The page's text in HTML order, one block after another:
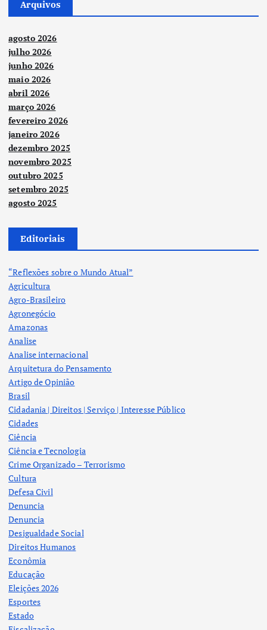
Arquivos
agosto 2026
julho 2026
junho 2026
maio 2026
abril 2026
março 2026
fevereiro 2026
janeiro 2026
dezembro 2025
novembro 2025
outubro 2025
setembro 2025
agosto 2025
Editoriais
“Reflexões sobre o Mundo Atual”
Agricultura
Agro-Brasileiro
Agronegócio
Amazonas
Analise
Analise internacional
Arquitetura do Pensamento
Artigo de Opinião
Brasil
Cidadania | Direitos | Serviço | Interesse Público
Cidades
Ciência
Ciência e Tecnologia
Crime Organizado – Terrorismo
Cultura
Defesa Civil
Denuncia
Denuncia
Desigualdade Social
Direitos Humanos
Econômia
Educação
Eleições 2026
Esportes
Estado